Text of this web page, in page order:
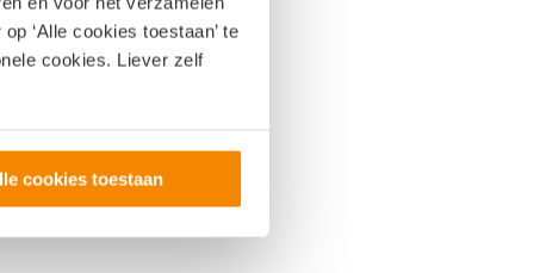
‘Alle cookies toestaan’ te
cookies. Liever zelf
cookies toestaan